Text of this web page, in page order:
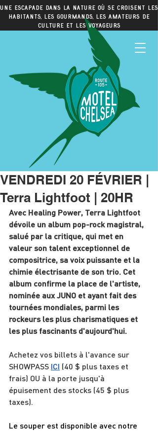
Une escapade dans la nature où se croisent les
habitants, les gourmands, les amateurs de
culture et les voyageurs
VENDREDI 20 FÉVRIER |
Terra Lightfoot | 20HR
Avec Healing Power, Terra Lightfoot
dévoile un album pop-rock magistral,
salué par la critique, qui met en
valeur son talent exceptionnel de
compositrice, sa voix puissante et la
chimie électrisante de son trio. Cet
album confirme la place de l'artiste,
nominée aux JUNO et ayant fait des
tournées mondiales, parmi les
rockeurs les plus charismatiques et
les plus fascinants d'aujourd'hui.
Achetez vos billets à l'avance sur
SHOWPASS ICI (40 $ plus taxes et
frais) OU à la porte jusqu'à
épuisement des stocks (45 $ plus
taxes).
Le souper est disponible avec notre